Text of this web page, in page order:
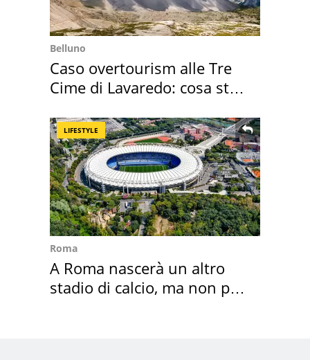
Belluno
Caso overtourism alle Tre
Cime di Lavaredo: cosa sta
LIFESTYLE
Roma
A Roma nascerà un altro
stadio di calcio, ma non per